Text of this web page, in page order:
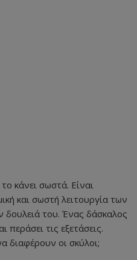
κάνει σωστά. Είναι
και σωστή λειτουργία των
του. Ένας δάσκαλος
τις εξετάσεις.
διαφέρουν οι σκύλοι;